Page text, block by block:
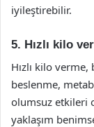
iyileştirebilir.
5. Hızlı kilo
Hızlı kilo verme,
beslenme,
olumsuz etkileri
yaklaşım